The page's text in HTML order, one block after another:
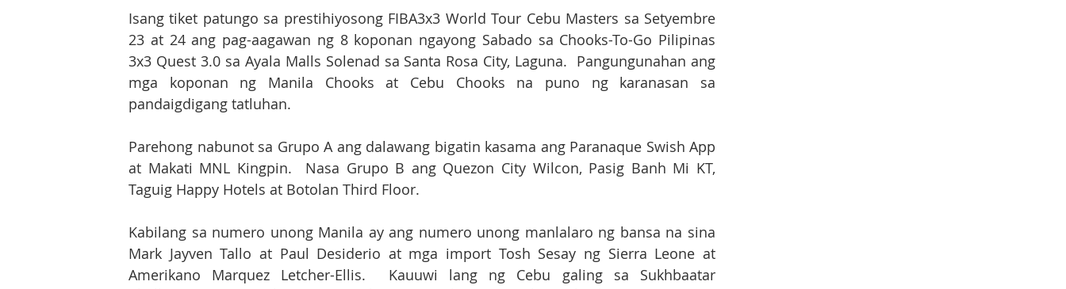
Isang tiket patungo sa prestihiyosong FIBA3x3 World Tour Cebu Masters sa Setyembre
23 at 24 ang pag-aagawan ng 8 koponan ngayong Sabado sa Chooks-To-Go Pilipinas
3x3 Quest 3.0 sa Ayala Malls Solenad sa Santa Rosa City, Laguna.  Pangungunahan ang
mga koponan ng Manila Chooks at Cebu Chooks na puno ng karanasan sa
pandaigdigang tatluhan.
Parehong nabunot sa Grupo A ang dalawang bigatin kasama ang Paranaque Swish App
at Makati MNL Kingpin.  Nasa Grupo B ang Quezon City Wilcon, Pasig Banh Mi KT,
Taguig Happy Hotels at Botolan Third Floor.
Kabilang sa numero unong Manila ay ang numero unong manlalaro ng bansa na sina
Mark Jayven Tallo at Paul Desiderio at mga import Tosh Sesay ng Sierra Leone at
Amerikano Marquez Letcher-Ellis.  Kauuwi lang ng Cebu galing sa Sukhbaatar